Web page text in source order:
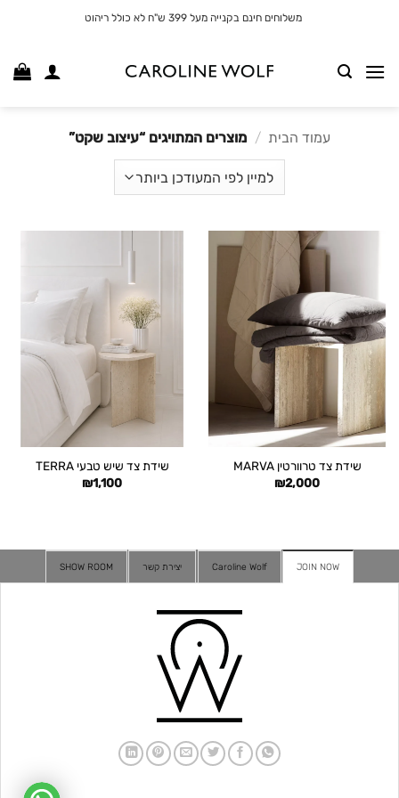
משלוחים חינם בקנייה מעל 399 ש"ח לא כולל ריהוט
עמוד הבית / מוצרים המתויגים “עיצוב שקט”
שידת צד טרוורטין MARVA
₪2,000
שידת צד שיש טבעי TERRA
₪1,100
JOIN NOW
Caroline Wolf יצירת קשר SHOW ROOM